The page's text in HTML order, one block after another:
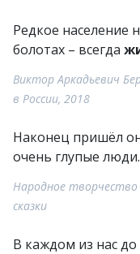
Редкое население
болотах – всегда
Виктор Аркадьевич
в России, 2018
Наконец пришёл
очень глупые люди.
Народное творчество
сказки
В каждом из нас до